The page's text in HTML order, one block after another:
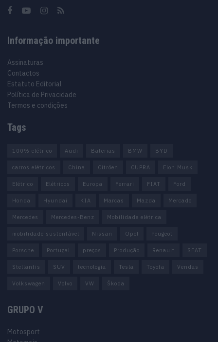
Informação importante
Assinaturas
Contactos
Estatuto Editorial
Política de Privacidade
Termos e condições
Tags
100% elétrico Audi Baterias BMW BYD
carros elétricos China Citröen CUPRA Elon Musk
Elétrico Elétricos Europa Ferrari FIAT Ford
Honda Hyundai KIA Marcas Mazda Mercado
Mercedes Mercedes-Benz Mobilidade elétrica
mobilidade sustentável Nissan Opel Peugeot
Porsche Portugal preços Produção Renault SEAT
Stellantis SUV tecnologia Tesla Toyota Vendas
Volkswagen Volvo VW Škoda
GRUPO V
Motosport